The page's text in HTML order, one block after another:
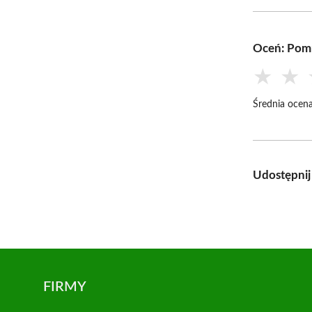
Oceń:
★ ★
Średnia
Udostępnij
FIRMY